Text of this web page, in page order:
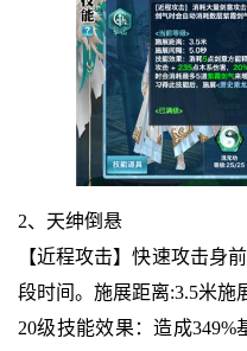
2、天绅倒悬
【近程攻击】快速攻击身
段时间。施展距离:3.5米施
20级技能效果：造成